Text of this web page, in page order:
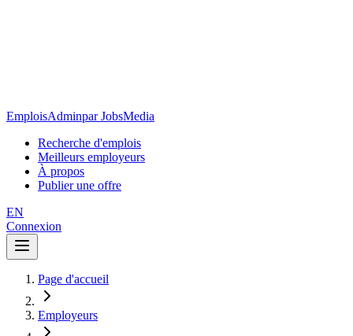
EmploisAdminpar JobsMedia
Recherche d'emplois
Meilleurs employeurs
À propos
Publier une offre
EN
Connexion
Page d'accueil
Employeurs